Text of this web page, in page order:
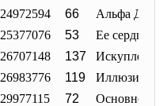
24972594 66
Альфа Дог
25377076 53
Ее сердце
26707148 137
Искупление
26983776 119
29977115 72 Основной